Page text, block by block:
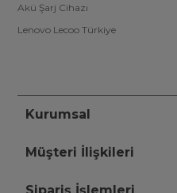
Akü Şarj Cihazı
Lenovo Lecoo Türkiye
Kurumsal
Müşteri İlişkileri
Sipariş İşlemleri